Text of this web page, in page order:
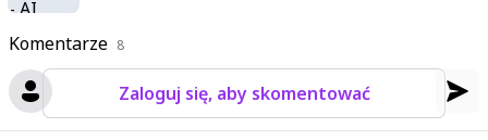
Komentarze 8
Zaloguj się, aby skomentować